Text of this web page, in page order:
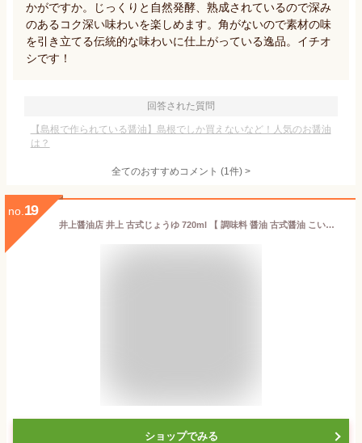
かがですか。じっくりと自然発酵、熟成されているので深み
のあるコク深い味わいを楽しめます。角がないので素材の味
を引き立てる伝統的な味わいに仕上がっている逸品。イチオ
シです！
回答された質問
【島根で作られている醤油】島根でしか買えないなど！人気のお醤油
は？
全てのおすすめコメント (1件) >
no. 19
井上醤油店 井上 古式じょうゆ 720ml 【 調味料 醤油 古式醤油 こいくち しょうゆ 濃口醤油 濃口 丸大豆仕込 おいしい 島根 出雲 当店人気 おすすめ 国産原料】
ショップでみる